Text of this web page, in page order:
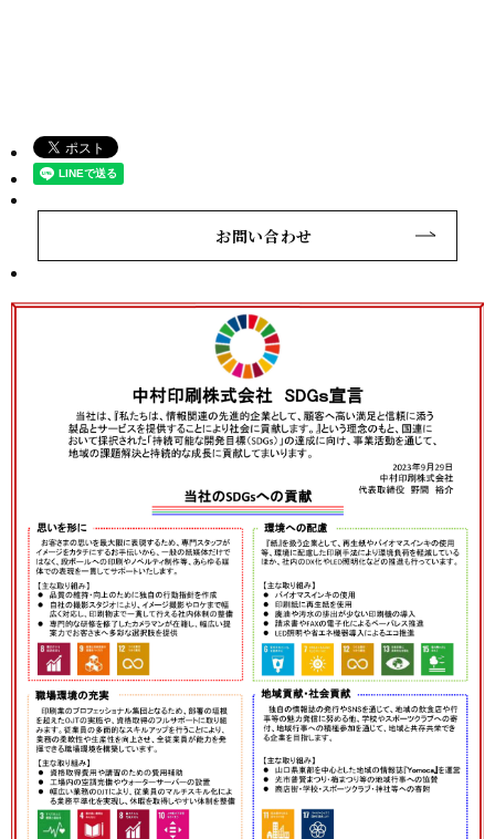
お問い合わせ